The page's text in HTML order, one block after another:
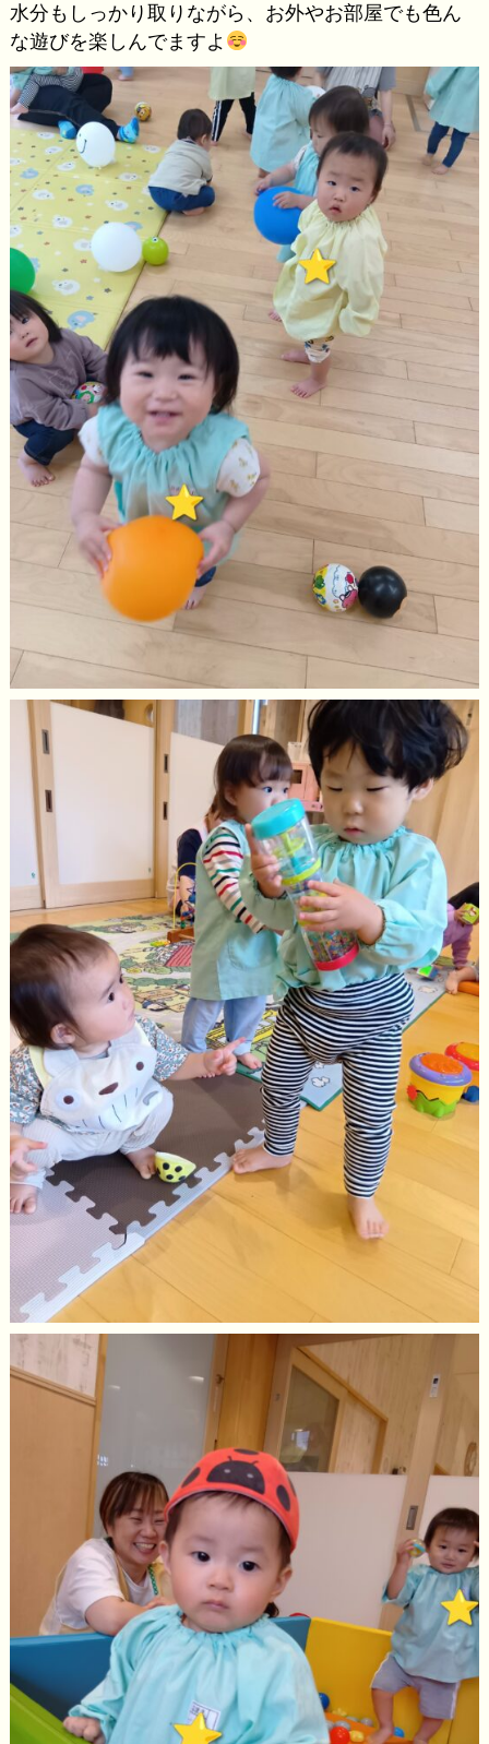
水分もしっかり取りながら、お外やお部屋でも色ん
な遊びを楽しんでますよ